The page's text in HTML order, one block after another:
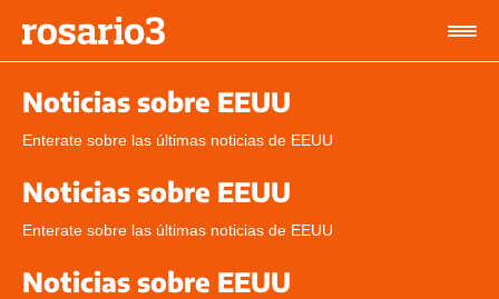
Noticias sobre EEUU
Enterate sobre las últimas noticias de EEUU
Noticias sobre EEUU
Enterate sobre las últimas noticias de EEUU
Noticias sobre EEUU